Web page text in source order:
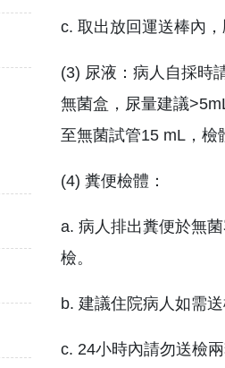
c. 取出放回運送棒內
(3) 尿液：病人自採時
無菌盒，尿量建議
至無菌試管15 mL，檢
(4) 糞便檢體：
a. 病人排出糞便於無
檢。
b. 建議住院病人如需
c. 24小時內請勿送檢